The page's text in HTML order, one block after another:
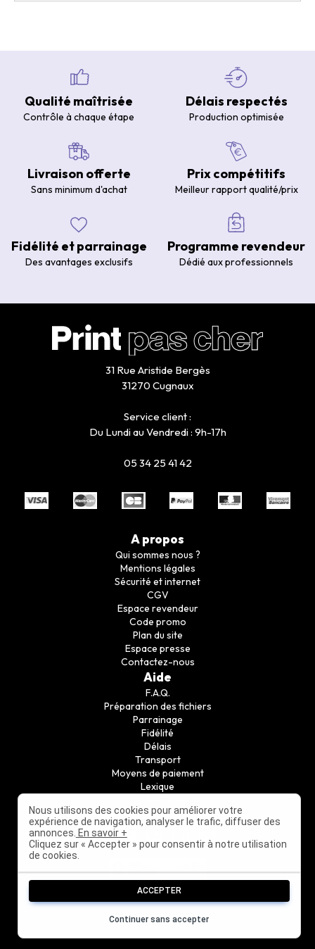
Qualité maîtrisée
Contrôle à chaque étape
Délais respectés
Production optimisée
Livraison offerte
Sans minimum d'achat
Prix compétitifs
Meilleur rapport qualité/prix
Fidélité et parrainage
Des avantages exclusifs
Programme revendeur
Dédié aux professionnels
31 Rue Aristide Bergès
31270 Cugnaux
Service client :
Du Lundi au Vendredi : 9h-17h
05 34 25 41 42
A propos
Qui sommes nous ?
Mentions légales
Sécurité et internet
CGV
Espace revendeur
Code promo
Plan du site
Espace presse
Contactez-nous
Aide
F.A.Q.
Préparation des fichiers
Parrainage
Fidélité
Délais
Transport
Moyens de paiement
Lexique
Suivez nous
2010-2026PrintPasCher - Tous droits réservés
Nous utilisons des cookies pour améliorer votre
expérience de navigation, analyser le trafic, diffuser des
annonces. En savoir +
Cliquez sur « Accepter » pour consentir à notre utilisation
de cookies.
ACCEPTER
Continuer sans accepter